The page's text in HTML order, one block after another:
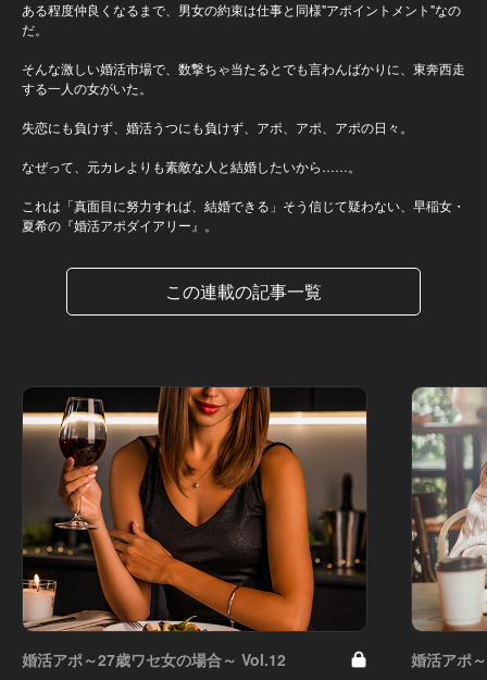
ある程度仲良くなるまで、男女の約束は仕事と同様"アポイントメント"なの
だ。
そんな激しい婚活市場で、数撃ちゃ当たるとでも言わんばかりに、東奔西走
する一人の女がいた。
失恋にも負けず、婚活うつにも負けず、アポ、アポ、アポの日々。
なぜって、元カレよりも素敵な人と結婚したいから……。
これは「真面目に努力すれば、結婚できる」そう信じて疑わない、早稲女・
夏希の『婚活アポダイアリー』。
この連載の記事一覧
婚活アポ～27歳ワセ女の場合～ Vol.12 婚活アポ